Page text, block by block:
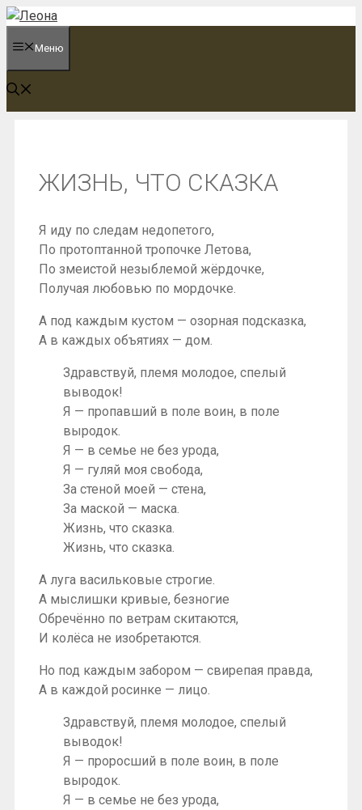
Перейти
содержимому
Меню
ЖИЗНЬ, ЧТО СКАЗКА
Я иду по следам недопетого,
По протоптанной тропочке Летова,
По змеистой незыблемой жёрдочке,
Получая любовью по мордочке.
А под каждым кустом — озорная подсказка,
А в каждых объятиях — дом.
Здравствуй, племя молодое, спелый
выводок!
Я — пропавший в поле воин, в поле
выродок.
Я — в семье не без урода,
Я — гуляй моя свобода,
За стеной моей — стена,
За маской — маска.
Жизнь, что сказка.
Жизнь, что сказка.
А луга васильковые строгие.
А мыслишки кривые, безногие
Обречённо по ветрам скитаются,
И колёса не изобретаются.
Но под каждым забором — свирепая правда,
А в каждой росинке — лицо.
Здравствуй, племя молодое, спелый
выводок!
Я — проросший в поле воин, в поле
выродок.
Я — в семье не без урода,